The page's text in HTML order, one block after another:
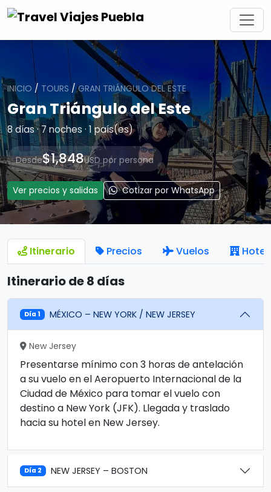
INICIO / TOURS /GRAN TRIÁNGULO DEL ESTE
Gran Triángulo del Este
8 días · 7 noches · 1 país(es)
Desde$1,848USD por persona
Ver precios y salidas Cotizar por WhatsApp
Itinerario Precios Vuelos
Itinerario de 8 días
Día 1 MÉXICO – NEW YORK / NEW JERSEY
New Jersey
Presentarse mínimo con 3 horas de antelación
a su vuelo en el Aeropuerto Internacional de la
Ciudad de México para tomar el vuelo con
destino a New York (JFK). Llegada y traslado
hacia su hotel en New Jersey.
Día 2 NEW JERSEY – BOSTON